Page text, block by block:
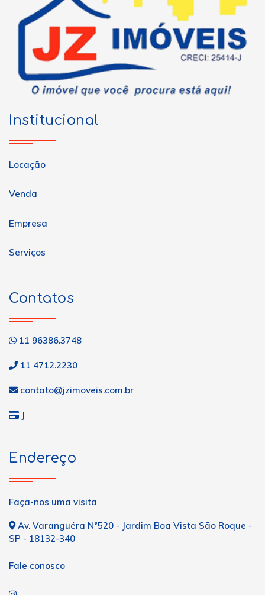
Institucional
Locação
Venda
Empresa
Serviços
Contatos
11 96386.3748
11 4712.2230
contato@jzimoveis.com.br
J
Endereço
Faça-nos uma visita
Av. Varanguéra N°520 - Jardim Boa Vista São Roque -
SP - 18132-340
Fale conosco